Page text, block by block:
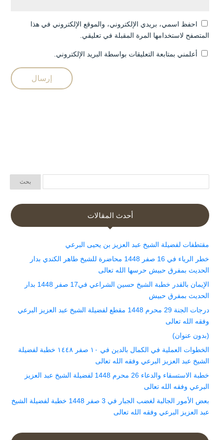
احفظ اسمي، بريدي الإلكتروني، والموقع الإلكتروني في هذا
المتصفح لاستخدامها المرة المقبلة في تعليقي.
أعلمني بمتابعة التعليقات بواسطة البريد الإلكتروني.
أحدث المقالات
مقتطفات لفضيلة الشيخ عبد العزيز بن يحيى البرعي
خطر الرياء في 16 صفر 1448 محاضرة للشيخ طاهر الكندي بدار
الحديث بمفرق حبيش حرسها الله تعالى
الإيمان بالقدر خطبة الشيخ حسين الشراعي في17 صفر 1448 بدار
الحديث بمفرق حبيش
درجات الجنة 29 محرم 1448 مقطع لفضيلة الشيخ عبد العزيز البرعي
وفقه الله تعالى
(بدون عنوان)
الخطوات العملية في الكمال بالدين في ١٠ صفر ١٤٤٨ خطبة لفضيلة
الشيخ عبد العزيز البرعي وفقه الله تعالى
خطبة الاستسقاء والدعاء 26 محرم 1448 لفضيلة الشيخ عبد العزيز
البرعي وفقه الله تعالى
بعض الأمور الجالبة لغضب الجبار في 3 صفر 1448 خطبة لفضيلة الشيخ
عبد العزيز البرعي وفقه الله تعالى